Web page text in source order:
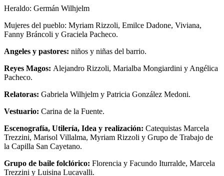
Heraldo: Germán Wilhjelm
Mujeres del pueblo: Myriam Rizzoli, Emilce Dadone, Viviana,
Fanny Bráncoli y Graciela Pacheco.
Angeles y pastores: niños y niñas del barrio.
Reyes Magos: Alejandro Rizzoli, Marialba Mongiardini y Angélica
Pacheco.
Relatoras: Gabriela Wilhjelm y Patricia González Medoni.
Vestuario: Carina de la Fuente.
Escenografía, Utilería, Idea y realización: Catequistas Marcela
Trezzini, Marisol Villalma, Myriam Rizzoli y Grupo de Trabajo de
la Capilla San Cayetano.
Grupo de baile folclórico: Florencia y Facundo Iturralde, Marcela
Trezzini y Luisina Lucavalli.